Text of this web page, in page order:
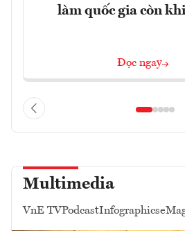
làm quốc gia còn
Đọc ngay
Multimedia
VnE TVPodcastInfographics